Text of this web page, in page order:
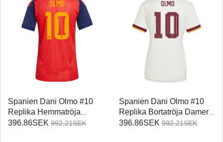
Spanien Dani Olmo #10
Replika Hemmatröja
Damer VM 2026
396.86SEK 992.21SEK
Spanien Dani Olmo #10
Replika Bortatröja Damer
VM 2026 Kortärmad
396.86SEK 992.21SEK